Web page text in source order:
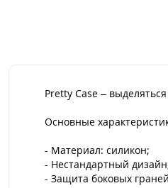
Pretty Case –
Основные
- Материал: силикон;
- Нестандартный
- Защита боковых